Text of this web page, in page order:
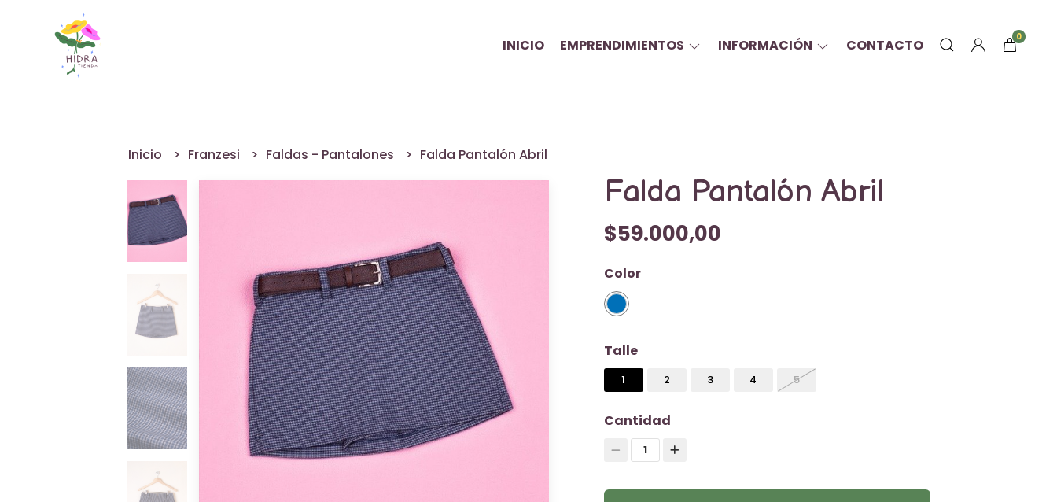
INICIO EMPRENDIMIENTOS INFORMACIÓN CONTACTO 0
Inicio Franzesi Faldas - Pantalones Falda Pantalón Abril
Falda Pantalón Abril
$59.000,00
Color
Talle
1 2 3 4 5
Cantidad
1